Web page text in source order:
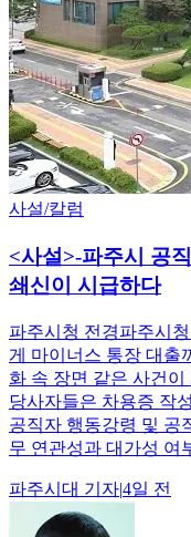
사설/칼럼
<사설>-파주시 공
쇄신이 시급하다
파주시청 전경파주시
게 마이너스 통장 대출
화 속 장면 같은 사건
당사자들은 차용증 작
공직자 행동강령 및 공
무 연관성과 대가성 여
파주시대 기자|4일 전